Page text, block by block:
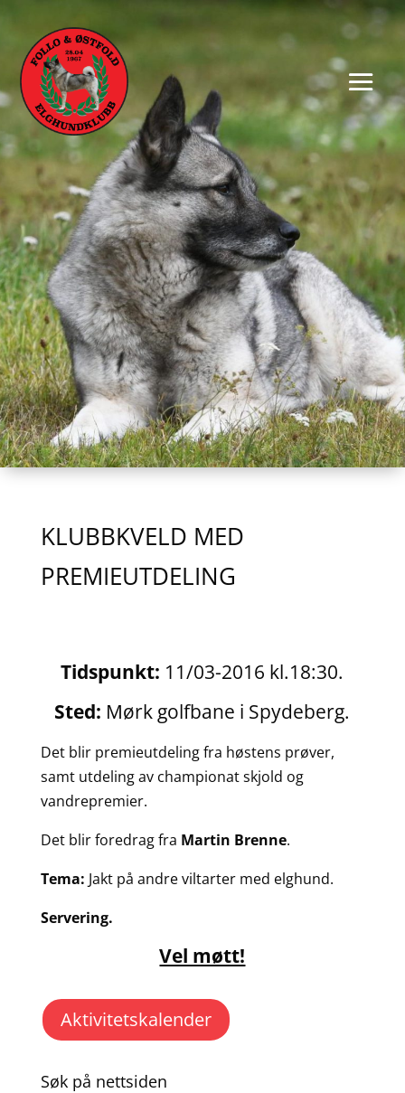
KLUBBKVELD MED
PREMIEUTDELING
Tidspunkt: 11/03-2016 kl.18:30.
Sted: Mørk golfbane i Spydeberg.
Det blir premieutdeling fra høstens prøver,
samt utdeling av championat skjold og
vandrepremier.
Det blir foredrag fra Martin Brenne.
Tema: Jakt på andre viltarter med elghund.
Servering.
Vel møtt!
Aktivitetskalender
Søk på nettsiden